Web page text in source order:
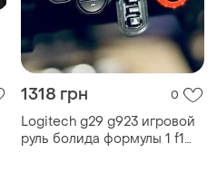
1318 грн 0
Logitech g29 g923 игровой
руль болида формулы 1 f1